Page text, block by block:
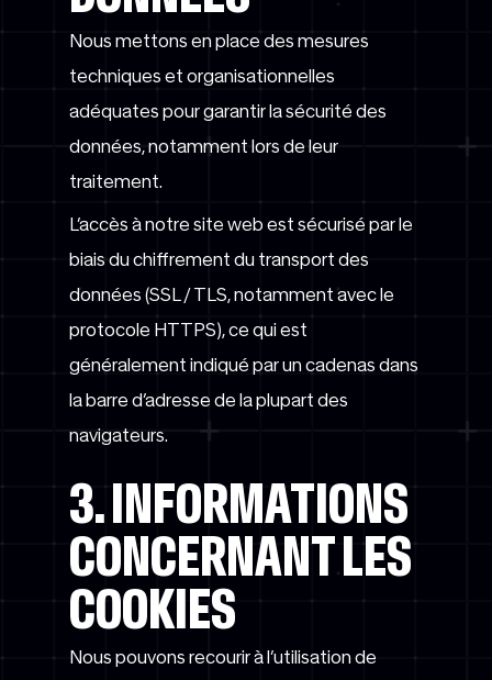
Nous mettons en place des mesures
techniques et organisationnelles
adéquates pour garantir la sécurité des
données, notamment lors de leur
traitement.
L’accès à notre site web est sécurisé par le
biais du chiffrement du transport des
données (SSL / TLS, notamment avec le
protocole HTTPS), ce qui est
généralement indiqué par un cadenas dans
la barre d’adresse de la plupart des
navigateurs.
3. INFORMATIONS
CONCERNANT LES
COOKIES
Nous pouvons recourir à l’utilisation de